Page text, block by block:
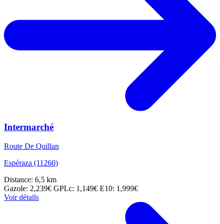
Intermarché
Route De Quillan
Espéraza (11260)
Distance: 6,5 km
Gazole: 2,239€ GPLc: 1,149€ E10: 1,999€
Voir détails